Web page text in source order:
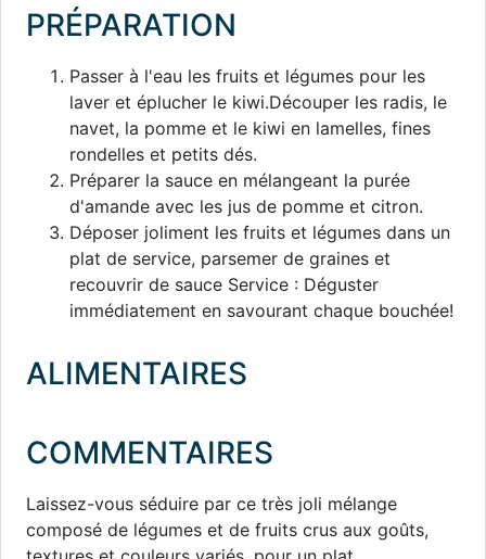
PRÉPARATION
Passer à l'eau les fruits et légumes pour les
laver et éplucher le kiwi.Découper les radis, le
navet, la pomme et le kiwi en lamelles, fines
rondelles et petits dés.
Préparer la sauce en mélangeant la purée
d'amande avec les jus de pomme et citron.
Déposer joliment les fruits et légumes dans un
plat de service, parsemer de graines et
recouvrir de sauce Service : Déguster
immédiatement en savourant chaque bouchée!
ALIMENTAIRES
COMMENTAIRES
Laissez-vous séduire par ce très joli mélange
composé de légumes et de fruits crus aux goûts,